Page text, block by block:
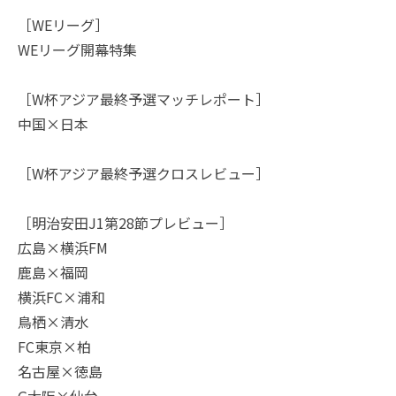
［WEリーグ］
WEリーグ開幕特集
［W杯アジア最終予選マッチレポート］
中国×日本
［W杯アジア最終予選クロスレビュー］
［明治安田J1第28節プレビュー］
広島×横浜FM
鹿島×福岡
横浜FC×浦和
鳥栖×清水
FC東京×柏
名古屋×徳島